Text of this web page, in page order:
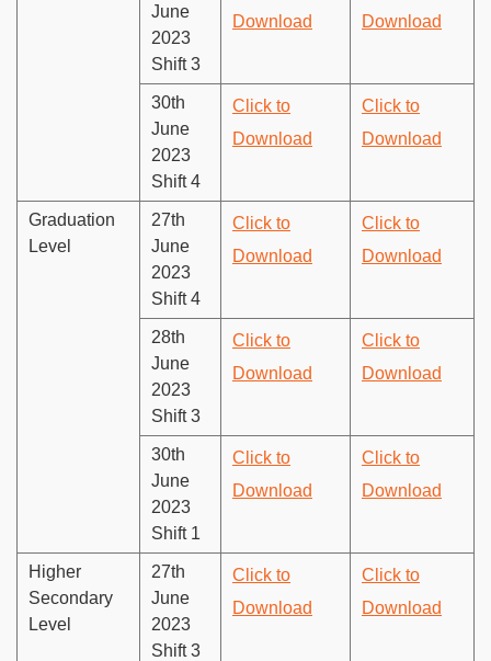
June
2023
Shift 3
Download
Download
30th
June
2023
Shift 4
Click to
Download
Click to
Download
Graduation
Level
27th
June
2023
Shift 4
Click to
Download
Click to
Download
28th
June
2023
Shift 3
Click to
Download
Click to
Download
30th
June
2023
Shift 1
Click to
Download
Click to
Download
Higher
Secondary
Level
27th
June
2023
Shift 3
Click to
Download
Click to
Download